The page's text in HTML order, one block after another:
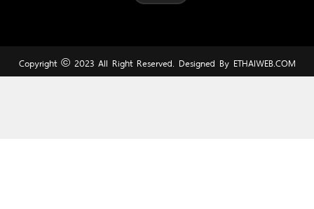
Copyright © 2023 All Right Reserved. Designed By ETHAIWEB.COM